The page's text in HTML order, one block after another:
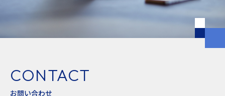
CONTACT
お問い合わせ